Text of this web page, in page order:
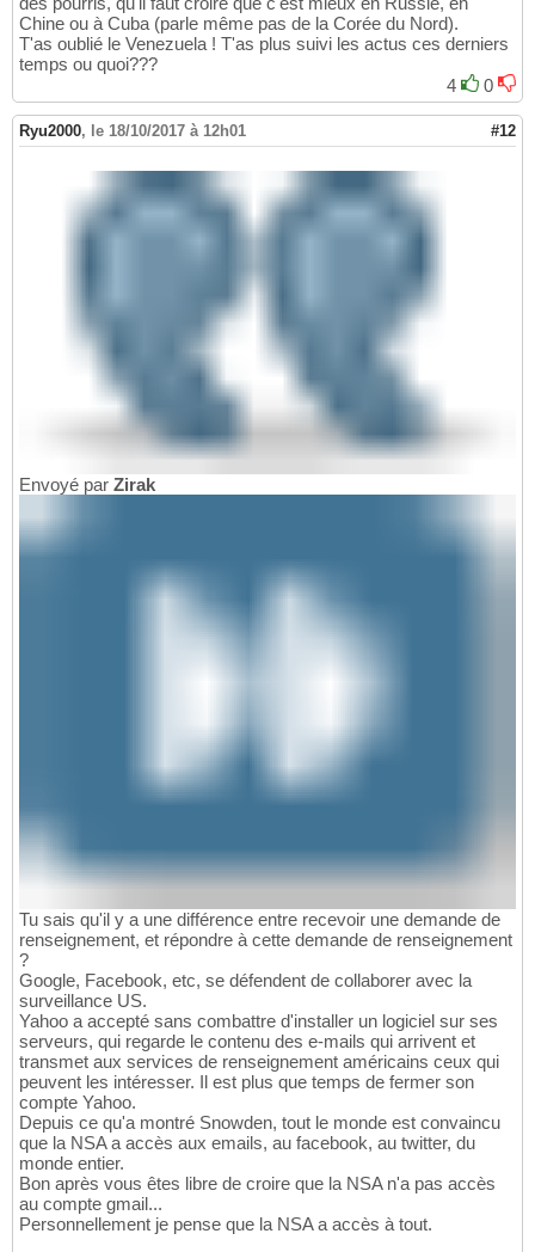
Chine ou à Cuba (parle même pas de la Corée du Nord).
T'as oublié le Venezuela ! T'as plus suivi les actus ces derniers
temps ou quoi???
4
0
Ryu2000, le 18/10/2017 à 12h01 #12
Envoyé par Zirak
Tu sais qu'il y a une différence entre recevoir une demande de
renseignement, et répondre à cette demande de renseignement
?
Google, Facebook, etc, se défendent de collaborer avec la
surveillance US.
Yahoo a accepté sans combattre d'installer un logiciel sur ses
serveurs, qui regarde le contenu des e-mails qui arrivent et
transmet aux services de renseignement américains ceux qui
peuvent les intéresser. Il est plus que temps de fermer son
compte Yahoo.
Depuis ce qu'a montré Snowden, tout le monde est convaincu
que la NSA a accès aux emails, au facebook, au twitter, du
monde entier.
Bon après vous êtes libre de croire que la NSA n'a pas accès
au compte gmail...
Personnellement je pense que la NSA a accès à tout.